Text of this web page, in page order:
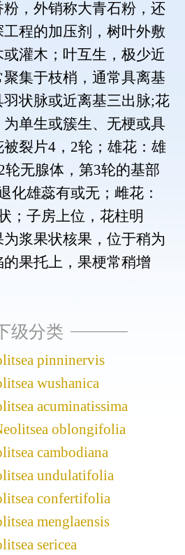
粉，外销称大青石粉，还
程的加压剂，树叶外敷
灌木；叶互生，极少近
集于枝梢，通常具离基
状脉或近离基三出脉;花
单生或簇生、无梗或具
裂片4，2轮；雄花：雄
轮无腺体，第3轮的基部
化雄蕊有或无；雌花：
；子房上位，花柱明
浆果状核果，位于稍为
果托上，果梗常稍增
级分类
pinninervis
wushanica
acuminatissima
oblongifolia
cambodiana
undulatifolia
confertifolia
menglaensis
sericea